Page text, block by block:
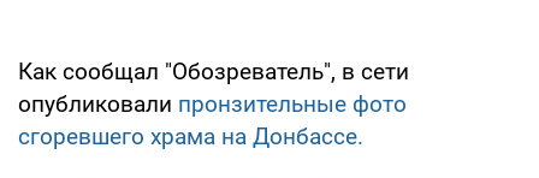
Как сообщал "Обозреватель", в сети
опубликовали пронзительные фото
сгоревшего храма на Донбассе.